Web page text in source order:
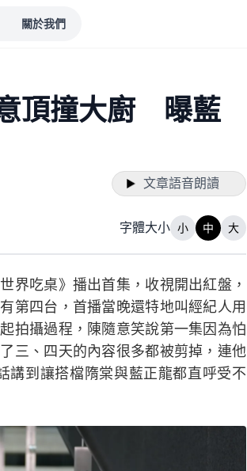
關於我們
意頂撞大廚 曝藍
文章語音朗讀
字體大小 小 中 大
界吃桌》播出首集，收視開出紅盤，
第四台，首播當晚還特地叫經紀人用
拍攝過程，陳隨意笑說第一集因為怕
三、四天的內容很多都被剪掉，連他
講到讓搭檔隋棠與藍正龍都直呼受不